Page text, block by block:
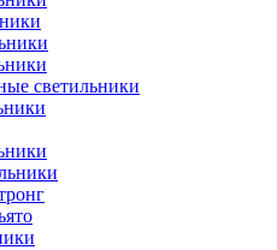
светильники